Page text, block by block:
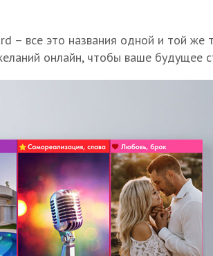
– все это названия одной и той
онлайн, чтобы ваше будущее